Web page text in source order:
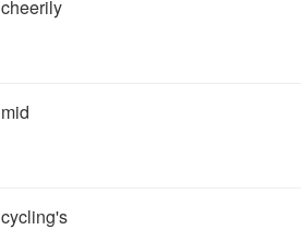
cheerily
mid
cycling's